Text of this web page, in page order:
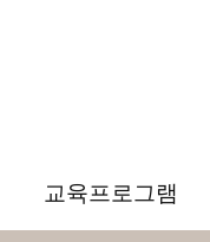
교육프로그램